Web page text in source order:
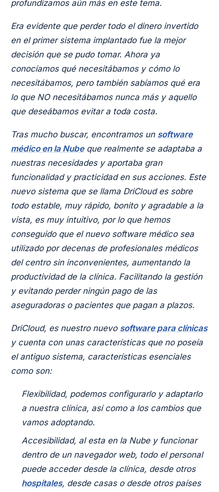
profundizamos aún más en este tema.
Era evidente que perder todo el dinero invertido
en el primer sistema implantado fue la mejor
decisión que se pudo tomar. Ahora ya
conocíamos qué necesitábamos y cómo lo
necesitábamos, pero también sabíamos qué era
lo que NO necesitábamos nunca más y aquello
que deseábamos evitar a toda costa.
Tras mucho buscar, encontramos un software
médico en la Nubeque realmente se adaptaba a
nuestras necesidades y aportaba gran
funcionalidad y practicidad en sus acciones. Este
nuevo sistema que se llama DriCloud es sobre
todo estable, muy rápido, bonito y agradable a la
vista, es muy intuitivo, por lo que hemos
conseguido que el nuevo software médico sea
utilizado por decenas de profesionales médicos
del centro sin inconvenientes, aumentando la
productividad de la clínica. Facilitando la gestión
y evitando perder ningún pago de las
aseguradoras o pacientes que pagan a plazos.
DriCloud, es nuestro nuevo software para clínicas
y cuenta con unas características que no poseía
el antiguo sistema, características esenciales
como son:
Flexibilidad, podemos configurarlo y adaptarlo
a nuestra clínica, así como a los cambios que
vamos adoptando.
Accesibilidad, al esta en la Nube y funcionar
dentro de un navegador web, todo el personal
puede acceder desde la clínica, desde otros
hospitales, desde casas o desde otros países